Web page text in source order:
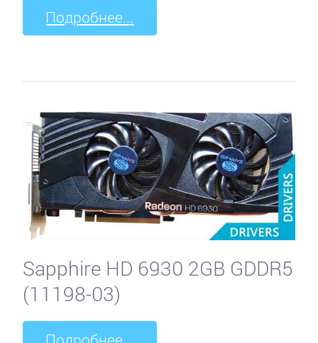
Подробнее...
Sapphire HD 6930 2GB GDDR5
(11198-03)